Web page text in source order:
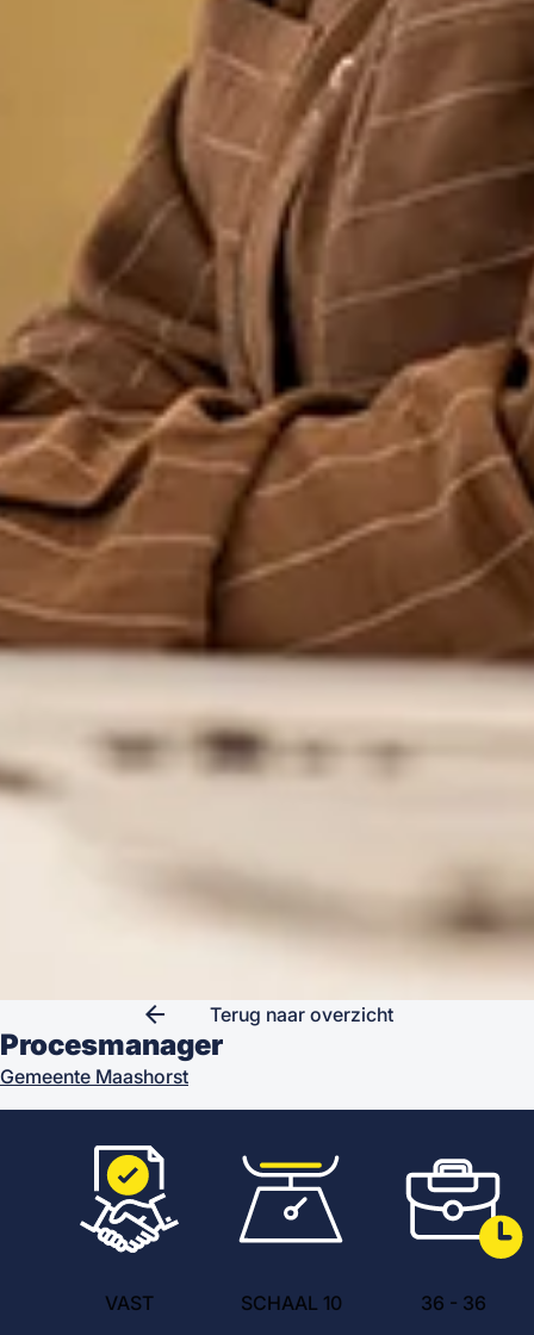
arrow_back Terug naar overzicht
Procesmanager
Gemeente Maashorst
VAST SCHAAL 10 36 - 36